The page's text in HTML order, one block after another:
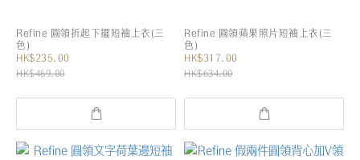
Refine 圓領折起下擺短袖上衣(三
色)
HK$235.00
HK$469.00
Refine 圓領蘋果照片短袖上衣(三
色)
HK$317.00
HK$634.00